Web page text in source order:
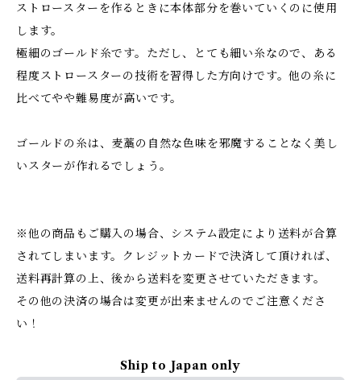
ストロースターを作るときに本体部分を巻いていくのに使用
します。
極細のゴールド糸です。ただし、とても細い糸なので、ある
程度ストロースターの技術を習得した方向けです。他の糸に
比べてやや難易度が高いです。
ゴールドの糸は、麦藁の自然な色味を邪魔することなく美し
いスターが作れるでしょう。
※他の商品もご購入の場合、システム設定により送料が合算
されてしまいます。クレジットカードで決済して頂ければ、
送料再計算の上、後から送料を変更させていただきます。
その他の決済の場合は変更が出来ませんのでご注意くださ
い！
Ship to Japan only